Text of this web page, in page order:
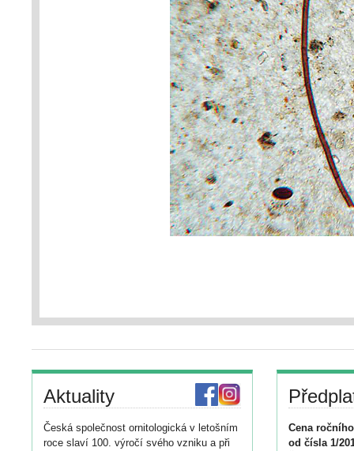
Aktuality
Česká společnost ornitologická v letošním
roce slaví 100. výročí svého vzniku a při
Cena
od čísla 1/